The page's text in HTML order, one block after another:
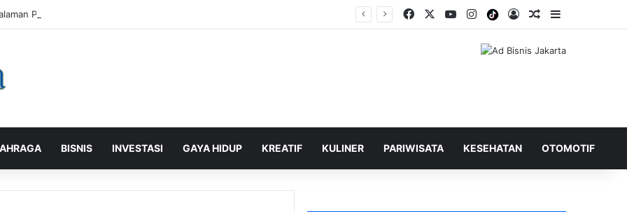
Pelanggan, PLN Icon Plus Sabet Tiga Penghargaan CCW 2026 Facebook YouTubeInstagramTiktokLog InShuffle Berita
BISNIS INVESTASI GAYA HIDUP KREATIF KULINER PARIWISATA KESEHATAN OTOMOTIF